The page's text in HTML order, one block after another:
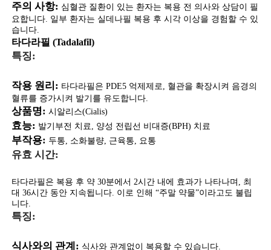
주의 사항: 심혈관 질환이 있는 환자는 복용 전 의사와 상담이 필
요합니다. 일부 환자는 실데나필 복용 후 시각 이상을 경험할 수 있
습니다.
타다라필 (Tadalafil)
특징:
작용 원리: 타다라필은 PDE5 억제제로, 혈관을 확장시켜 음경의
혈류를 증가시켜 발기를 유도합니다.
상품명: 시알리스(Cialis)
효능: 발기부전 치료, 양성 전립선 비대증(BPH) 치료
부작용: 두통, 소화불량, 근육통, 요통
유효 시간:
타다라필은 복용 후 약 30분에서 2시간 내에 효과가 나타나며, 최
대 36시간 동안 지속됩니다. 이로 인해 “주말 약물”이라고도 불립
니다.
특징:
식사와의 관계: 식사와 관계없이 복용할 수 있습니다.